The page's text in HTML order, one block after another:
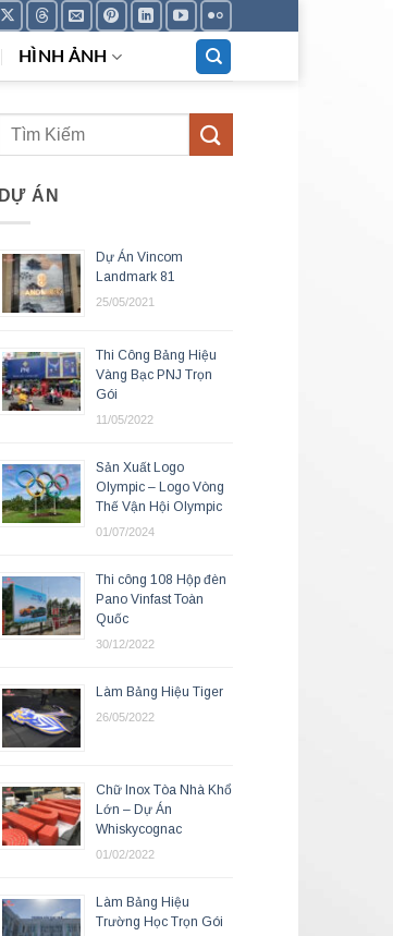
HÌNH ẢNH
DỰ ÁN
Dự Án Vincom
Landmark 81
25/05/2021
Thi Công Bảng Hiệu
Vàng Bạc PNJ Trọn
Gói
11/05/2022
Sản Xuất Logo
Olympic – Logo Vòng
Thế Vận Hội Olympic
01/07/2024
Thi công 108 Hộp đèn
Pano Vinfast Toàn
Quốc
30/12/2022
Làm Bảng Hiệu Tiger
26/05/2022
Chữ Inox Tòa Nhà Khổ
Lớn – Dự Án
Whiskycognac
01/02/2022
Làm Bảng Hiệu
Trường Học Trọn Gói